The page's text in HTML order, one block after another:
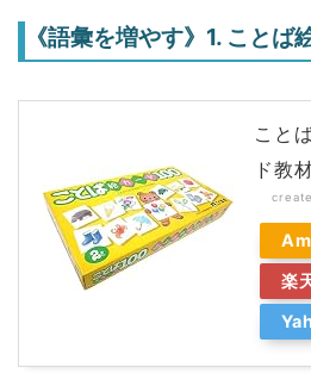
《語彙を増やす》1. ことば
こと
ド教
楽